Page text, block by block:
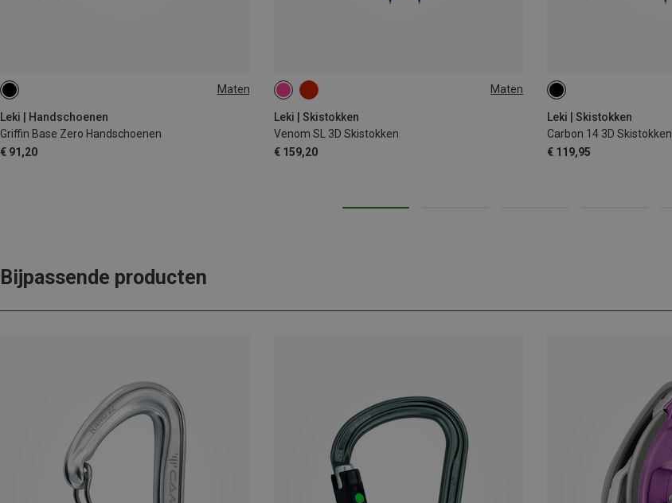
Maten
Leki | Handschoenen
Griffin Base Zero Handschoenen
€ 91,20
7 Maten
Leki | Skistokken
Venom SL 3D Skistokken
€ 159,20
135CM
Leki | Skistokken
Carbon 14 3D Skistokken
€ 119,95
105CM
Bijpassende producten